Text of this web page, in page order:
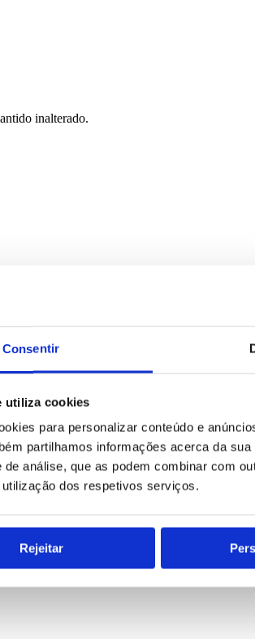
Consentir
utiliza cookies
para personalizar conteúdo e
partilhamos informações acerca da
de análise, que as podem combinar com
dos respetivos serviços.
Rejeitar
inalterado.
em base de dados para tratamento deste